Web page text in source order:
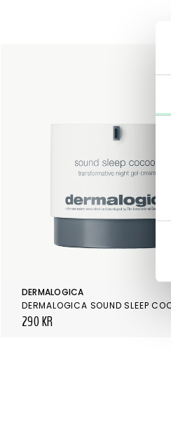
DERMALOGICA
290 KR